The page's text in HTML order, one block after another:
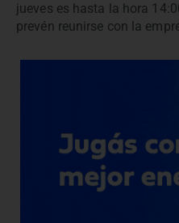
jueves es hasta la hora
prevén reunirse con la